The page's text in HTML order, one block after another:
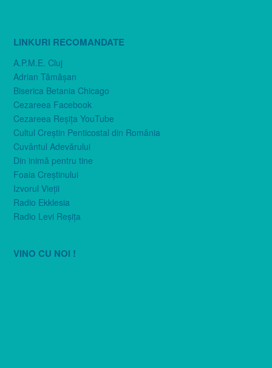
LINKURI RECOMANDATE
A.P.M.E. Cluj
Adrian Tămăşan
Biserica Betania Chicago
Cezareea Facebook
Cezareea Reşiţa YouTube
Cultul Creştin Penticostal din România
Cuvântul Adevărului
Din inimă pentru tine
Foaia Creştinului
Izvorul Vieţii
Radio Ekklesia
Radio Levi Reşiţa
VINO CU NOI !